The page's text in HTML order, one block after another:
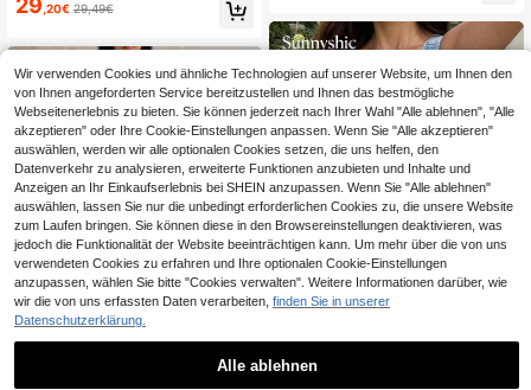
aschen und Trägern
,20€ 29,49€
Wir verwenden Cookies und ähnliche Technologien auf unserer Website, um Ihnen den
von Ihnen angeforderten Service bereitzustellen und Ihnen das bestmögliche
Webseitenerlebnis zu bieten. Sie können jederzeit nach Ihrer Wahl "Alle ablehnen", "Alle
akzeptieren" oder Ihre Cookie-Einstellungen anpassen. Wenn Sie "Alle akzeptieren"
auswählen, werden wir alle optionalen Cookies setzen, die uns helfen, den
Datenverkehr zu analysieren, erweiterte Funktionen anzubieten und Inhalte und
Anzeigen an Ihr Einkaufserlebnis bei SHEIN anzupassen. Wenn Sie "Alle ablehnen"
auswählen, lassen Sie nur die unbedingt erforderlichen Cookies zu, die unsere Website
zum Laufen bringen. Sie können diese in den Browsereinstellungen deaktivieren, was
jedoch die Funktionalität der Website beeinträchtigen kann. Um mehr über die von uns
verwendeten Cookies zu erfahren und Ihre optionalen Cookie-Einstellungen
anzupassen, wählen Sie bitte "Cookies verwalten". Weitere Informationen darüber, wie
wir die von uns erfassten Daten verarbeiten, finden Sie in unserer
Datenschutzerklärung.
Alle ablehnen